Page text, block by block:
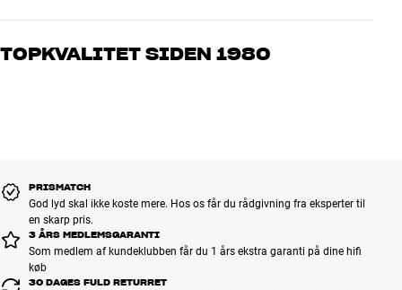
Vores medarbejdere er ægte entusiaster, som kender produkterne
os, hvad du drømmer om – så finder vi den løsning, der passer
TOPKVALITET SIDEN 1980
PRISMATCH
God lyd skal ikke koste mere. Hos os får du rådgivning fra eksperter til
en skarp pris.
3 ÅRS MEDLEMSGARANTI
Som medlem af kundeklubben får du 1 års ekstra garanti på dine hifi
køb
30 DAGES FULD RETURRET